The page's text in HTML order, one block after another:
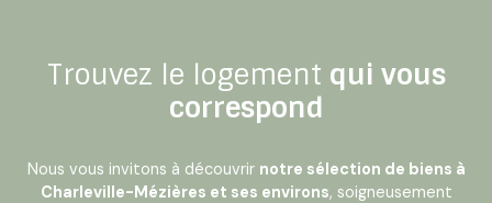
Trouvez le logement qui vous
correspond
Nous vous invitons à découvrir notre sélection de biens à
Charleville-Mézières et ses environs, soigneusement